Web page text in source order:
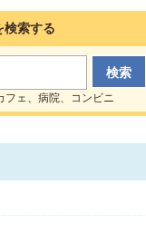
検索する
フェ、病院、コンビニ